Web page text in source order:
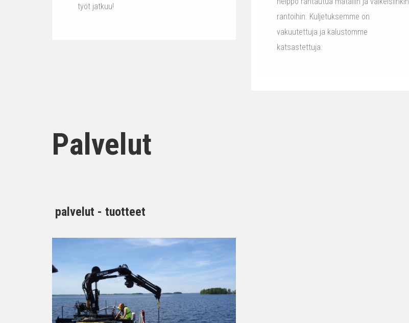
työt jatkuu!
rantoihin. Kuljetuksemme on
vakuutettuja ja kalustomme
katsastettuja.
Palvelut
palvelut - tuotteet